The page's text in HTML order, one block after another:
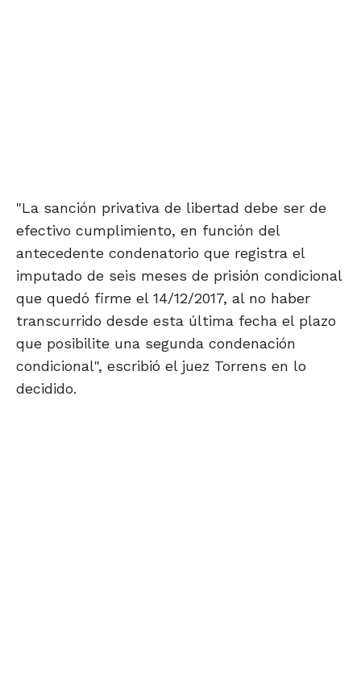
"La sanción privativa de libertad debe ser de
efectivo cumplimiento, en función del
antecedente condenatorio que registra el
imputado de seis meses de prisión condicional
que quedó firme el 14/12/2017, al no haber
transcurrido desde esta última fecha el plazo
que posibilite una segunda condenación
condicional", escribió el juez Torrens en lo
decidido.